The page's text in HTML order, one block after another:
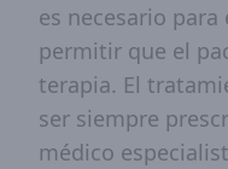
es necesario
permitir que el
terapia. El
ser siempre
médico